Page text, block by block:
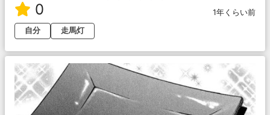
0
1年くらい前
自分
走馬灯